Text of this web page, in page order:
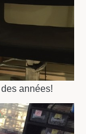
années!